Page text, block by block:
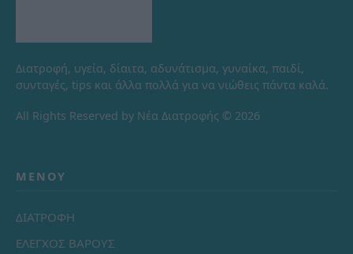
Διατροφή, υγεία, δίαιτα, αδυνάτισμα, γυναίκα, παιδί,
συνταγές, tips και άλλα πολλά για να νιώθεις πάντα καλά.
All Rights Reserved by Νέα Διατροφής © 2026
ΜΕΝΟΎ
ΔΙΑΤΡΟΦΗ
ΕΛΕΓΧΟΣ ΒΑΡΟΥΣ